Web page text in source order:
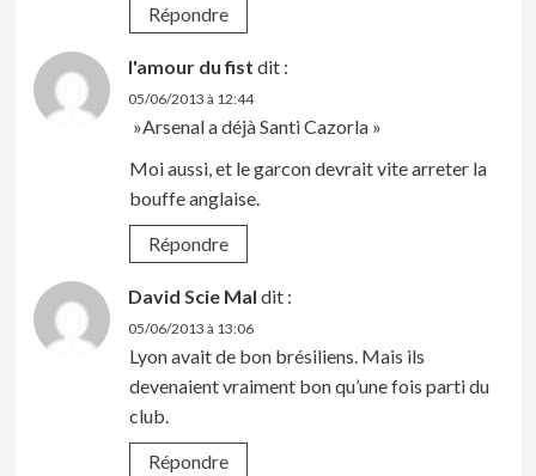
Répondre
l'amour du fist dit :
05/06/2013 à 12:44
»Arsenal a déjà Santi Cazorla »
Moi aussi, et le garcon devrait vite arreter la
bouffe anglaise.
Répondre
David Scie Mal dit :
05/06/2013 à 13:06
Lyon avait de bon brésiliens. Mais ils
devenaient vraiment bon qu’une fois parti du
club.
Répondre